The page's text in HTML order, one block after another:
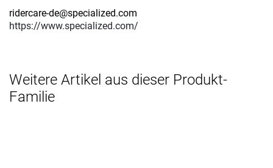
ridercare-de@specialized.com
https://www.specialized.com/
Weitere Artikel aus dieser Produkt-
Familie